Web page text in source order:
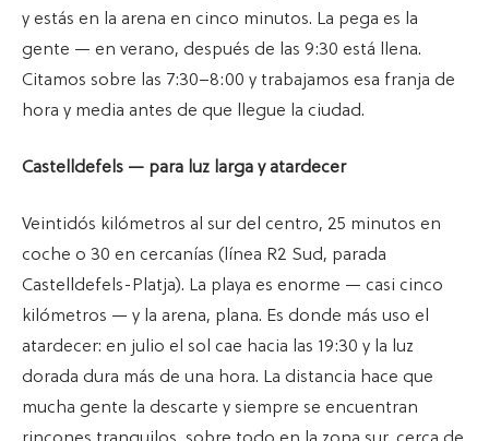
y estás en la arena en cinco minutos. La pega es la
gente — en verano, después de las 9:30 está llena.
Citamos sobre las 7:30–8:00 y trabajamos esa franja de
hora y media antes de que llegue la ciudad.
Castelldefels — para luz larga y atardecer
Veintidós kilómetros al sur del centro, 25 minutos en
coche o 30 en cercanías (línea R2 Sud, parada
Castelldefels-Platja). La playa es enorme — casi cinco
kilómetros — y la arena, plana. Es donde más uso el
atardecer: en julio el sol cae hacia las 19:30 y la luz
dorada dura más de una hora. La distancia hace que
mucha gente la descarte y siempre se encuentran